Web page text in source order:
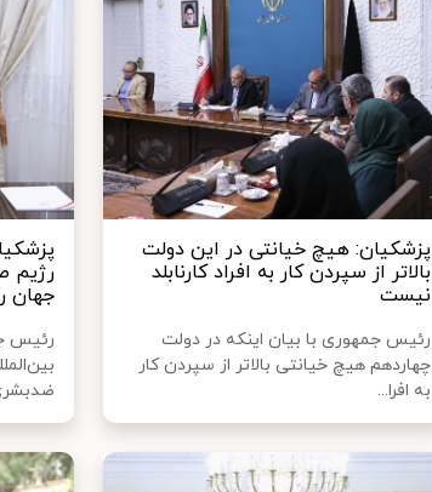
پزشکیان: هیچ خیانتی در این دولت
بالاتر از سپردن کار به افراد کارنابلد
نیست
رئیس جمهوری با بیان اینکه در دولت
چهاردهم هیچ خیانتی بالاتر از سپردن کار
به افرا...
رژیم
جهان
رئیس